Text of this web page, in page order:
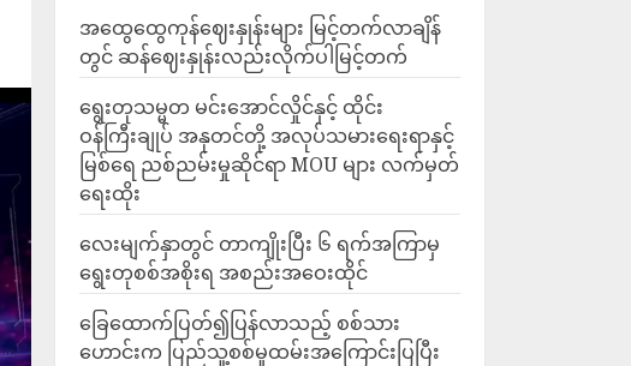
အထွေထွေကုန်ဈေးနှုန်းများ မြင့်တက်လာချိန်
တွင် ဆန်ဈေးနှုန်းလည်းလိုက်ပါမြင့်တက်
ရွေးတုသမ္မတ မင်းအောင်လှိုင်နှင့် ထိုင်း
ဝန်ကြီးချုပ် အနုတင်တို့ အလုပ်သမားရေးရာနှင့်
မြစ်ရေ ညစ်ညမ်းမှုဆိုင်ရာ MOU များ လက်မှတ်
ရေးထိုး
လေးမျက်နှာတွင် တာကျိုးပြီး ၆ ရက်အကြာမှ
ရွေးတုစစ်အစိုးရ အစည်းအဝေးထိုင်
ခြေထောက်ပြတ်၍ပြန်လာသည့် စစ်သား
ဟောင်းက ပြည်သူ့စစ်မှုထမ်းအကြောင်းပြပြီး